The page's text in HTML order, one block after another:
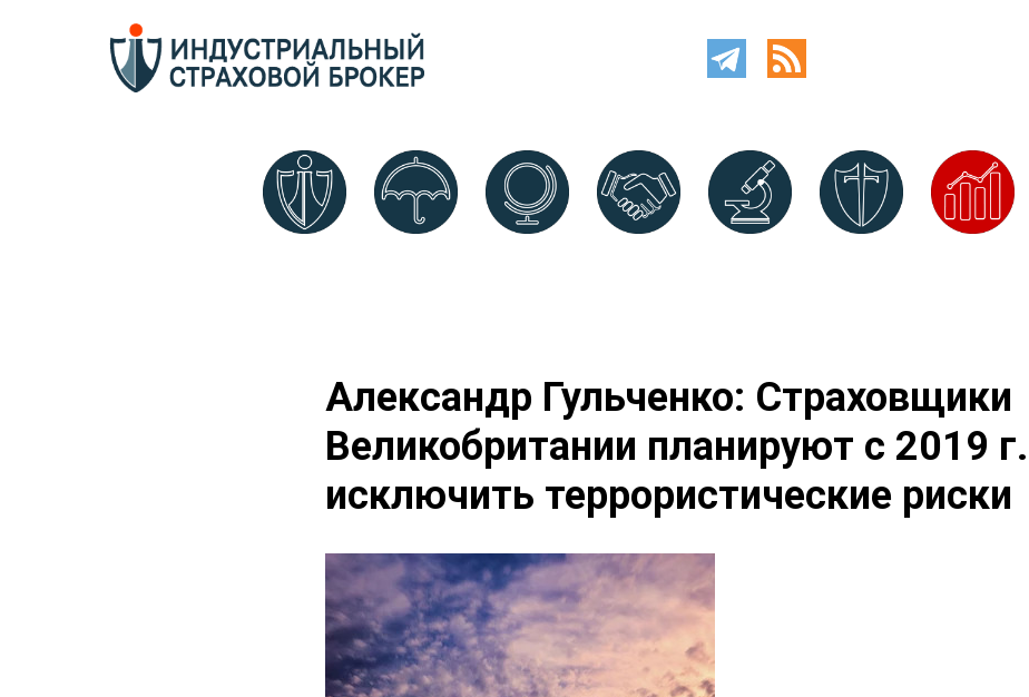
Александр Гульченко: Страховщики
Великобритании планируют с 2019 г.
исключить террористические риски